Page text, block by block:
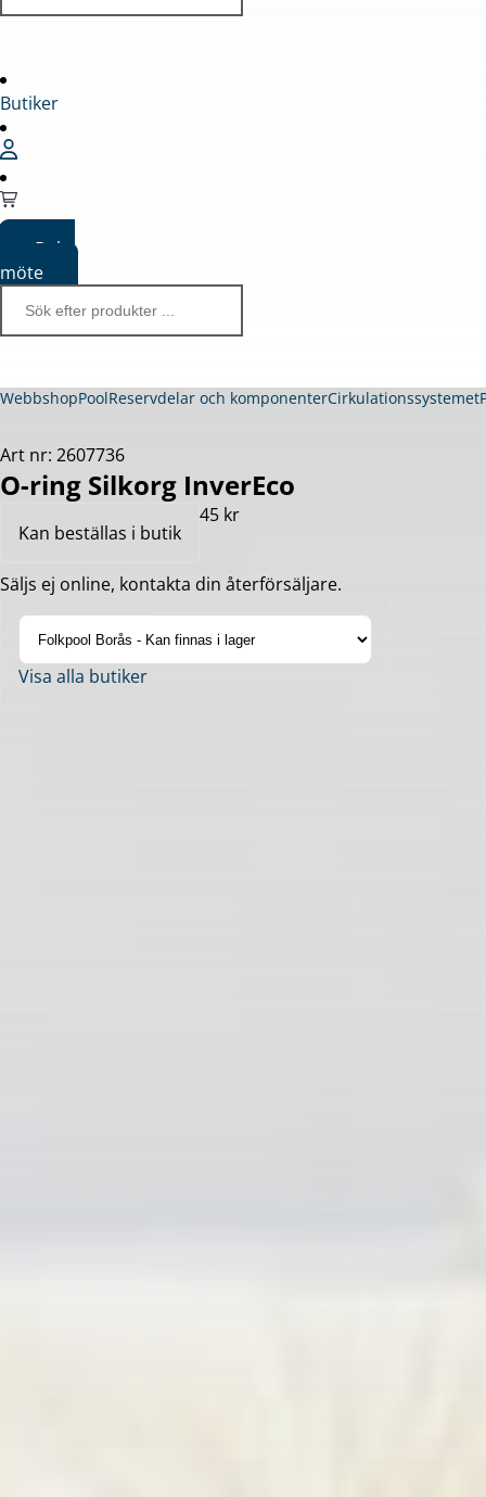
Butiker
Boka
möte
WebbshopPoolReservdelar och komponenterCirkulationssystemet
Art nr: 2607736
O-ring Silkorg InverEco
Kan beställas i butik
45 kr
Säljs ej online, kontakta din återförsäljare.
Visa alla butiker